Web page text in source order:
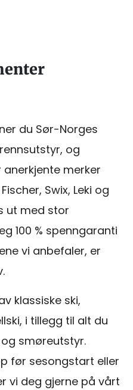
du Sør-Norges
og
anerkjente merker
Swix, Leki og
ut med stor
100 % spenngaranti
vi anbefaler, er
klassiske ski,
i tillegg til alt du
smøreutstyr.
før sesongstart eller
vi deg gjerne på vårt